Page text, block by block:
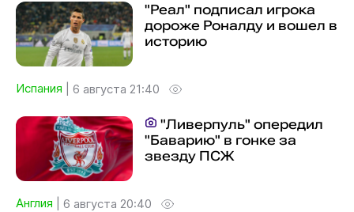
"Реал" подписал игрока
дороже Роналду и вошел в
историю
Испания 6 августа 21:40
"Баварию" в гонке за
звезду ПСЖ
Англия 6 августа 20:40